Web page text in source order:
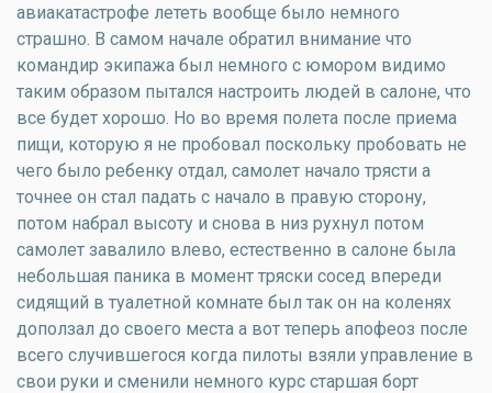
авиакатастрофе лететь вообще было немного
страшно. В самом начале обратил внимание что
командир экипажа был немного с юмором видимо
таким образом пытался настроить людей в салоне, что
все будет хорошо. Но во время полета после приема
пищи, которую я не пробовал поскольку пробовать не
чего было ребенку отдал, самолет начало трясти а
точнее он стал падать с начало в правую сторону,
потом набрал высоту и снова в низ рухнул потом
самолет завалило влево, естественно в салоне была
небольшая паника в момент тряски сосед впереди
сидящий в туалетной комнате был так он на коленях
доползал до своего места а вот теперь апофеоз после
всего случившегося когда пилоты взяли управление в
свои руки и сменили немного курс старшая борт